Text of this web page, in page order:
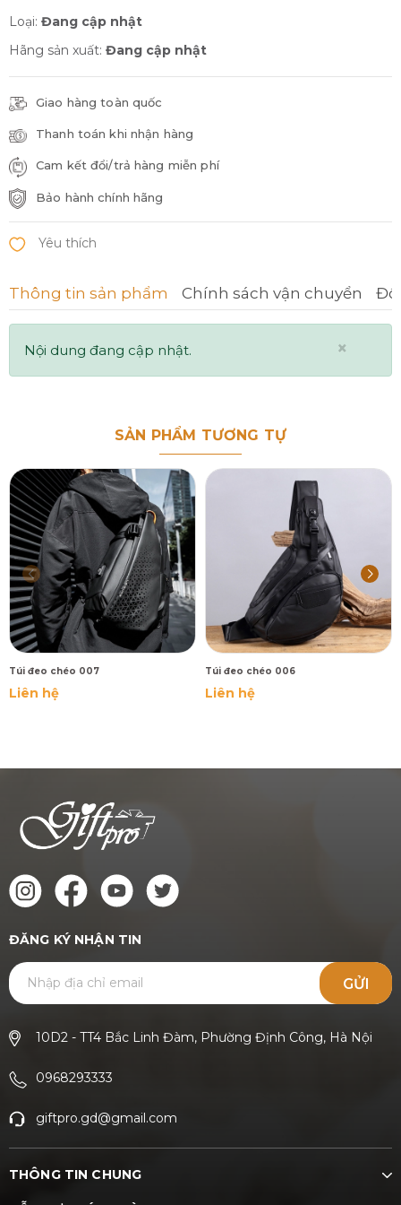
Loại: Đang cập nhật
Hãng sản xuất: Đang cập nhật
Giao hàng toàn quốc
Thanh toán khi nhận hàng
Cam kết đổi/trả hàng miễn phí
Bảo hành chính hãng
Thông tin sản phẩm Chính sách vận chuyển
×
Nội dung đang cập nhật.
SẢN PHẨM TƯƠNG TỰ
Túi đeo chéo 007
Liên hệ
Túi đeo chéo 006
Liên hệ
ĐĂNG KÝ NHẬN TIN
GỬI
10D2 - TT4 Bắc Linh Đàm, Phường Định Công, Hà Nội
0968293333
giftpro.gd@gmail.com
THÔNG TIN CHUNG